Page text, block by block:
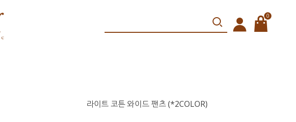
0
라이트 코튼 와이드 팬츠 (*2COLOR)